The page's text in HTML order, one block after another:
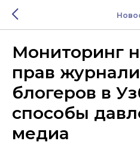
Мониторинг
прав
блогеров в
способы
медиа